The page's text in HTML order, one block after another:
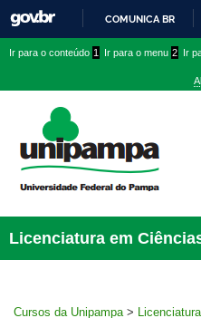
COMUNICA BR
conteúdo
menu
superior
menu
Ir para o conteúdo 1 Ir para o menu 2 Ir
Licenciatura em
Cursos da Unipampa >